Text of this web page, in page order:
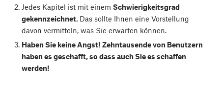
Jedes Kapitel ist mit einem Schwierigkeitsgrad
gekennzeichnet. Das sollte Ihnen eine Vorstellung
davon vermitteln, was Sie erwarten können.
Haben Sie keine Angst! Zehntausende von Benutzern
haben es geschafft, so dass auch Sie es schaffen
werden!